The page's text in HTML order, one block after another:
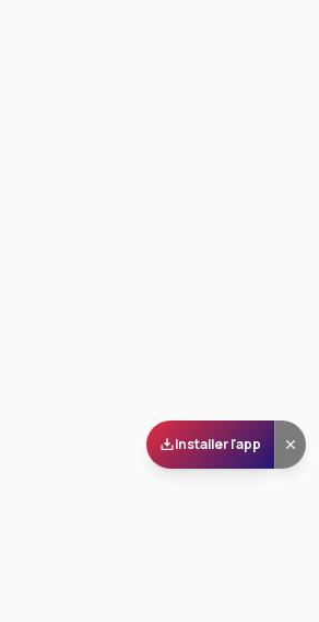
Installer l'app